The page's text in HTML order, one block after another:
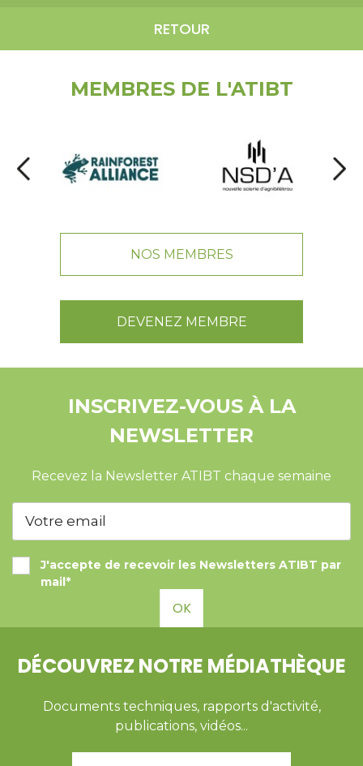
RETOUR
MEMBRES DE L'ATIBT
NOS MEMBRES
DEVENEZ MEMBRE
INSCRIVEZ-VOUS À LA
NEWSLETTER
Recevez la Newsletter ATIBT chaque semaine
J'accepte de recevoir les Newsletters ATIBT par
mail*
OK
DÉCOUVREZ NOTRE MÉDIATHÈQUE
Documents techniques, rapports d'activité,
publications, vidéos...